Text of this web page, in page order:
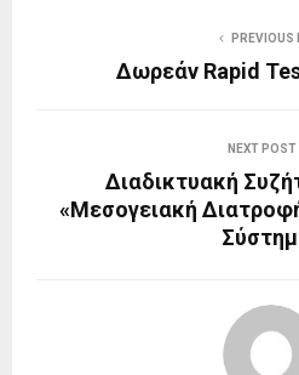
PREVIOUS
Δωρεάν Rapid
NEXT POST
Διαδικτυακή
«Μεσογειακή